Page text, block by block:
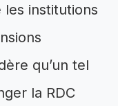
institutions
qu’un tel
la RDC